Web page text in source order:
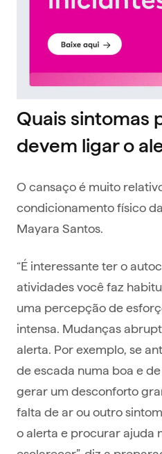
Quais sintomas
devem ligar o
O cansaço é muito
condicionamento físico
Mayara Santos.
“É interessante ter o
atividades você faz
uma percepção de
intensa. Mudanças
alerta. Por exemplo, se
de escada numa boa e
gerar um desconforto
falta de ar ou outro
o alerta e procurar ajuda